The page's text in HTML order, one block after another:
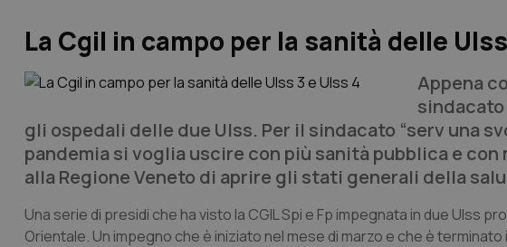
La Cgil in campo per la sanità delle
Appena
gli ospedali delle due Ulss. Per il sindacato “serv una
pandemia si voglia uscire con più sanità pubblica e
alla Regione Veneto di aprire gli stati generali della
Una serie di presidi che ha visto la CGIL Spi e Fp impegnata in due Ulss
Orientale. Un impegno che è iniziato nel mese di marzo e che è